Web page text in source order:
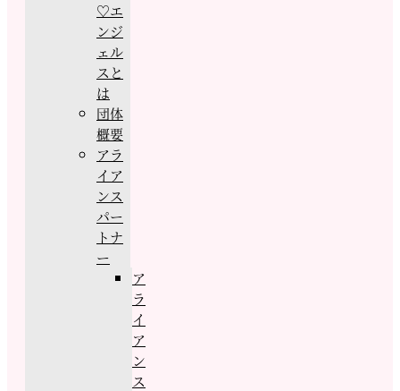
♡エ
ンジ
ェル
スと
は
団体
概要
アラ
イア
ンス
パー
トナ
ー
ア
ラ
イ
ア
ン
ス